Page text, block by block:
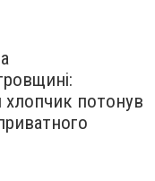
хлопчик потонув